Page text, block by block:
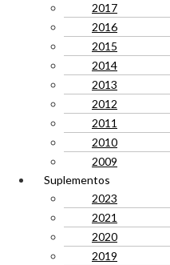
2017
2016
2015
2014
2013
2012
2011
2010
2009
Suplementos
2023
2021
2020
2019